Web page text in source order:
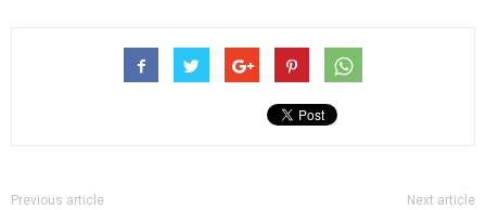
Previous article Next article